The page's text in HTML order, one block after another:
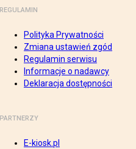
REGULAMIN
Polityka Prywatności
Zmiana ustawień zgód
Regulamin serwisu
Informacje o nadawcy
Deklaracja dostępności
PARTNERZY
E-kiosk.pl